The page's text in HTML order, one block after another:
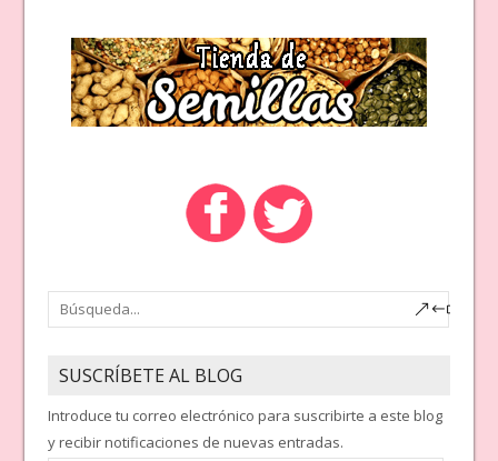
SUSCRÍBETE AL BLOG
Introduce tu correo electrónico para suscribirte a este blog
y recibir notificaciones de nuevas entradas.